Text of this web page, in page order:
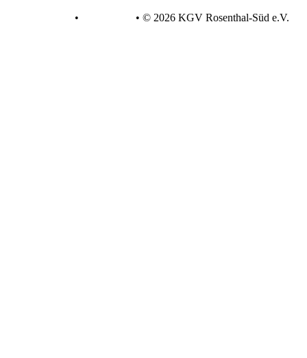
• • © 2026 KGV Rosenthal-Süd e.V.